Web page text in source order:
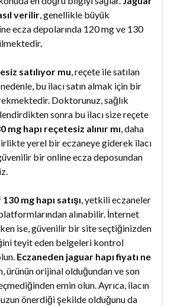
verilir, genellikle büyük
ecza depolarında 120 mg ve 130
satılıyor mu, reçete ile satılan
bu ilacı satın almak için bir
Doktorunuz, sağlık
sonra bu ilacı size reçete
mg hapı reçetesiz alınır mı, daha
yerel bir eczaneye giderek ilacı
bir online ecza deposundan
mg hapı satışı, yetkili eczaneler
alınabilir. İnternet
ise, güvenilir bir site seçtiğinizden
teyit eden belgeleri kontrol
Eczaneden jaguar hapı fiyatı ne
ürünün orijinal olduğundan ve son
emin olun. Ayrıca, ilacın
önerdiği şekilde olduğunu da